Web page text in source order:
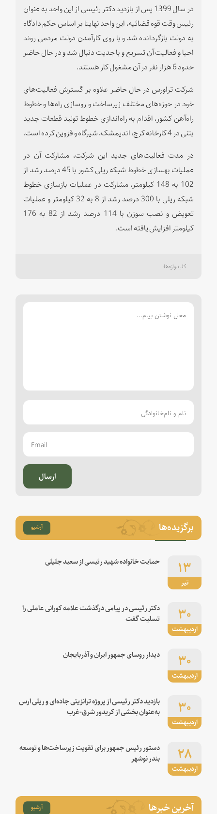
در سال 1399 پس از بازدید دکتر رئیسی از این واحد به عنوان
رئیس وقت قوه قضائیه، این واحد نهایتا بر اساس حکم دادگاه
به دولت بازگردانده شد و با روی کارآمدن دولت مردمی روند
احیا و فعالیت آن تسریع و با جدیت دنبال شد و در حال حاضر
حدود 6 هزار نفر در آن مشغول کار هستند.
شرکت تراورس در حال حاضر علاوه بر گسترش فعالیت‌های
خود در حوزه‌های مختلف زیرساخت و روسازی راه‌ها و خطوط
راه‌آهن کشور، اقدام به راه‌اندازی خطوط تولید قطعات جدید
بتنی در 4 کارخانه کرج، اندیمشک، شیرگاه و قزوین کرده است.
در مدت فعالیت‌های جدید این شرکت، مشارکت آن در
عملیات بهسازی خطوط شبکه ریلی کشور با 45 درصد رشد از
102 به 148 کیلومتر، مشارکت در عملیات بازسازی خطوط
شبکه ریلی با 300 درصد رشد از 8 به 32 کیلومتر و عملیات
تعویض و نصب سوزن با 114 درصد رشد از 82 به 176
کیلومتر افزایش یافته است.
ارسال
برگزیده‌ها آرشیو
تیر
۱۳ حمایت خانواده شهید رئیسی از سعید جلیلی
اردیبهشت
۳۰
دکتر رئیسی در پیامی درگذشت علامه کورانی عاملی را
تسلیت گفت
اردیبهشت
۳۰ دیدار روسای جمهور ایران و آذربایجان
اردیبهشت
۳۰
بازدید دکتر رئیسی از پروژه ترانزیتی جاده‌ای و ریلی ارس
به‌عنوان بخشی از کریدور شرق-غرب
اردیبهشت
۲۸
دستور رئیس جمهور برای تقویت زیرساخت‌ها و توسعه
بندر نوشهر
آخرین خبرها آرشیو